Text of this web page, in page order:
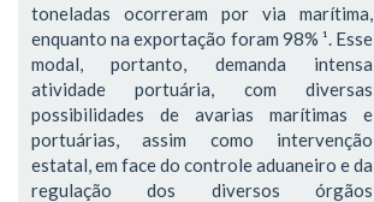
toneladas ocorreram por via marítima,
enquanto na exportação foram 98% ¹. Esse
modal, portanto, demanda intensa
atividade portuária, com diversas
possibilidades de avarias marítimas e
portuárias, assim como intervenção
estatal, em face do controle aduaneiro e da
regulação dos diversos órgãos